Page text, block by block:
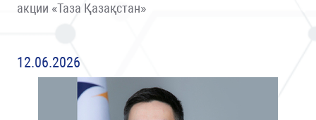
акции «Таза Қазақстан»
12.06.2026